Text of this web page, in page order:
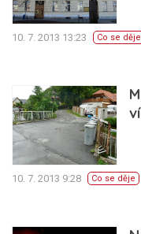
10. 7. 2013 13:23 Co se děje
10. 7. 2013 9:28 Co se děje